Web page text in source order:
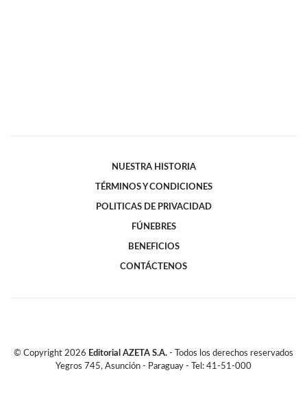
NUESTRA HISTORIA
TÉRMINOS Y CONDICIONES
POLITICAS DE PRIVACIDAD
FÚNEBRES
BENEFICIOS
CONTÁCTENOS
© Copyright 2026 Editorial AZETA S.A. - Todos los derechos reservados
Yegros 745, Asunción - Paraguay - Tel: 41-51-000